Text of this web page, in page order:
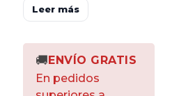
una excelente manera
de pasar el tiempo libre
con él yfortalecer el
vínculo, por lo que es
importante invertir en
una gran variedad de
Leer más
🚚 ENVÍO GRATIS
En pedidos